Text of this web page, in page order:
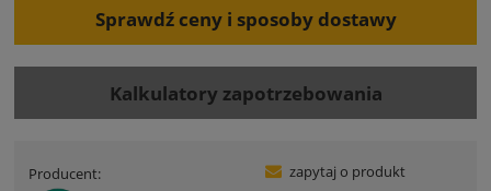
Sprawdź ceny i sposoby dostawy
Kalkulatory zapotrzebowania
Producent: zapytaj o produkt